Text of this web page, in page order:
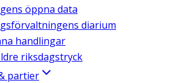
öppna data
diarium
handlingar
riksdagstryck
partier